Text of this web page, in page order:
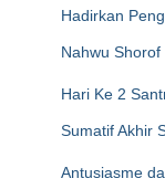
Hadirkan
Nahwu Shorof
Hari Ke 2
Sumatif Akhir
Antusiasme